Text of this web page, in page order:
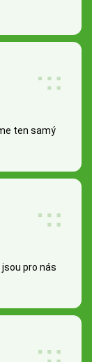
ten samý
pro nás